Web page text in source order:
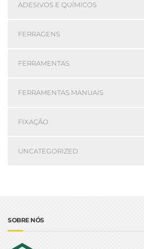
ADESIVOS E QUÍMICOS
FERRAGENS
FERRAMENTAS
FERRAMENTAS MANUAIS
FIXAÇÃO
UNCATEGORIZED
SOBRE NÓS